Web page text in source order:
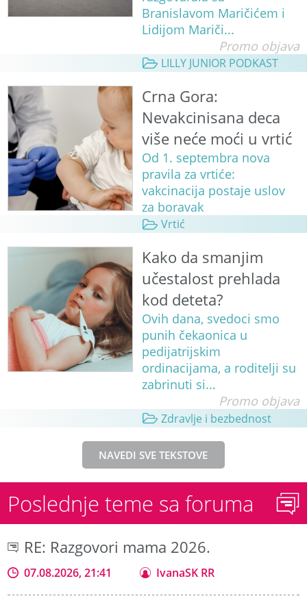
Branislavom Maričićem i
Lidijom Mariči...
Promo objava
LILLY JUNIOR PODKAST
Crna Gora:
Nevakcinisana deca
više neće moći u vrtić
Od 1. septembra nova
pravila za vrtiće:
vakcinacija postaje uslov
za boravak
Vrtić
Kako da smanjim
učestalost prehlada
kod deteta?
Ovih dana, svedoci smo
punih čekaonica u
pedijatrijskim
ordinacijama, a roditelji su
zabrinuti si...
Promo objava
Zdravlje i bezbednost
NAVEDI SVE TEKSTOVE
Poslednje teme sa foruma
RE: Razgovori mama 2026.
07.08.2026, 21:41 IvanaSK RR